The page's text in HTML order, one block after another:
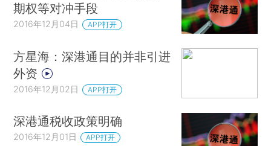
期权等对冲手段
2016年12月04日 APP打开
方星海：深港通目的并非引进
外资
2016年12月02日 APP打开
深港通税收政策明确
2016年12月01日 APP打开